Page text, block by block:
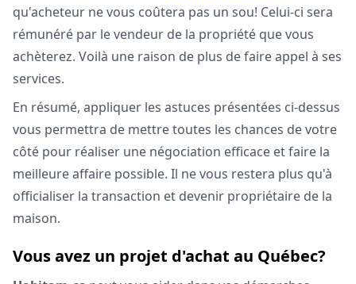
qu'acheteur ne vous coûtera pas un sou! Celui-ci sera
rémunéré par le vendeur de la propriété que vous
achèterez. Voilà une raison de plus de faire appel à ses
services.
En résumé, appliquer les astuces présentées ci-dessus
vous permettra de mettre toutes les chances de votre
côté pour réaliser une négociation efficace et faire la
meilleure affaire possible. Il ne vous restera plus qu'à
officialiser la transaction et devenir propriétaire de la
maison.
Vous avez un projet d'achat au Québec?